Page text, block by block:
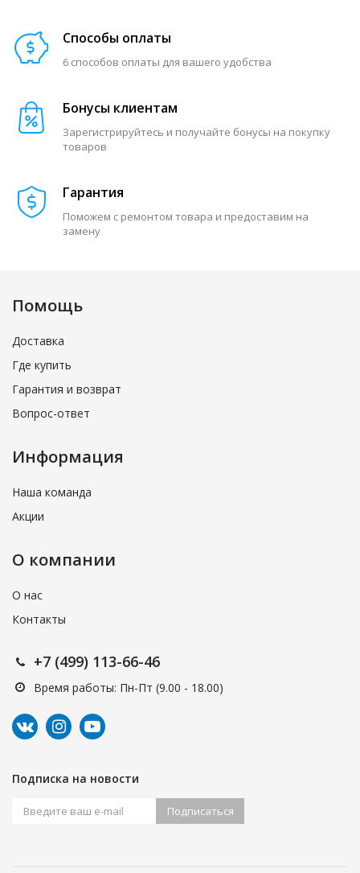
Способы оплаты
6 способов оплаты для вашего удобства
Бонусы клиентам
Зарегистрируйтесь и получайте бонусы на покупку
товаров
Гарантия
Поможем с ремонтом товара и предоставим на
замену
Помощь
Доставка
Где купить
Гарантия и возврат
Вопрос-ответ
Информация
Наша команда
Акции
О компании
О нас
Контакты
+7 (499) 113-66-46
Время работы: Пн-Пт (9.00 - 18.00)
Подписка на новости
Подписаться